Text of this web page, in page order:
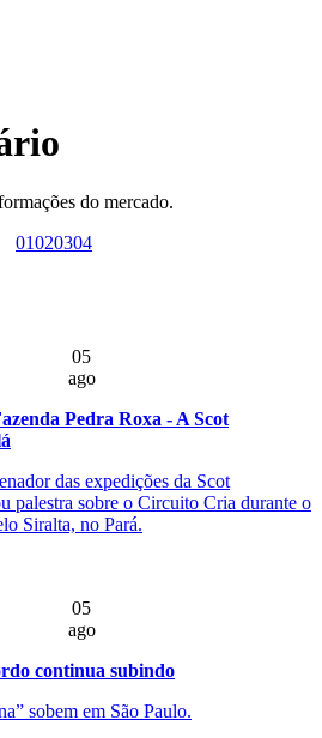
do mercado.
01020304
05
ago
Pedra Roxa - A Scot
das expedições da Scot
palestra sobre o Circuito Cria durante o
Siralta, no Pará.
05
ago
continua subindo
sobem em São Paulo.